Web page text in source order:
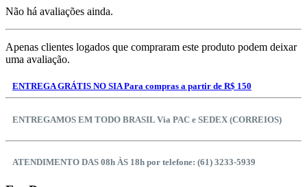
Não há avaliações ainda.
Apenas clientes logados que compraram este produto podem deixar
uma avaliação.
ENTREGA GRÁTIS NO SIA Para compras a partir de R$ 150
ENTREGAMOS EM TODO BRASIL Via PAC e SEDEX (CORREIOS)
ATENDIMENTO DAS 08h ÀS 18h por telefone: (61) 3233-5939